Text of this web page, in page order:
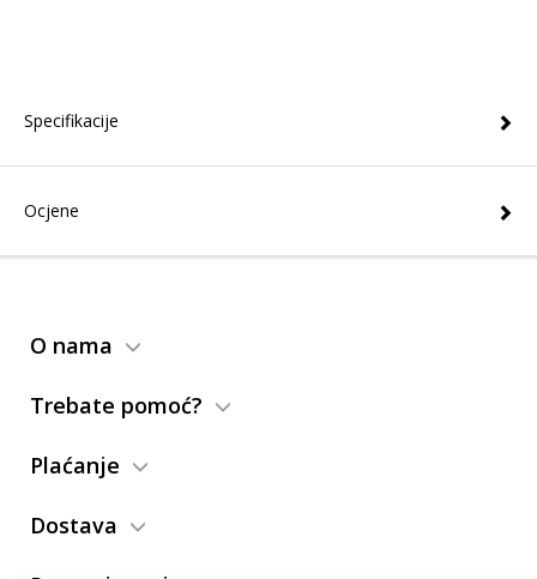
Specifikacije
Ocjene
O nama
Trebate pomoć?
Plaćanje
Dostava